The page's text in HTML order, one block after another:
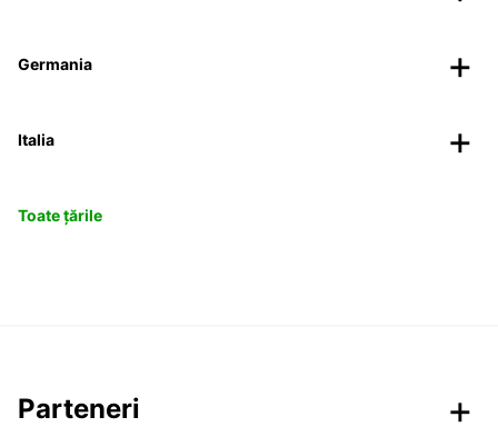
Germania
Italia
Toate țările
Parteneri